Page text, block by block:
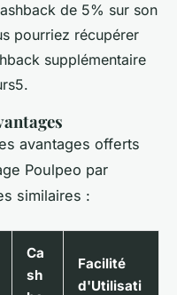
de 5% sur son
pourriez récupérer
supplémentaire
avantages offerts
Poulpeo par
similaires :
Ca
sh
Facilité
d'Utilisati